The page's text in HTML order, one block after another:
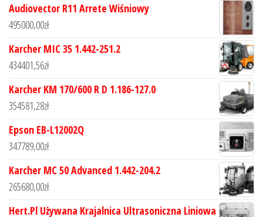
Audiovector R11 Arrete Wiśniowy
495000,00zł
Karcher MIC 35 1.442-251.2
434401,56zł
Karcher KM 170/600 R D 1.186-127.0
354581,28zł
Epson EB-L12002Q
347789,00zł
Karcher MC 50 Advanced 1.442-204.2
265680,00zł
Hert.Pl Używana Krajalnica Ultrasoniczna Liniowa